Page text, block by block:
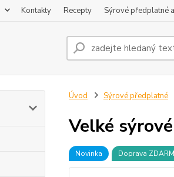
Kontakty Recepty Sýrové předplatné
Úvod Sýrové předplatné
Velké
Novinka Doprava